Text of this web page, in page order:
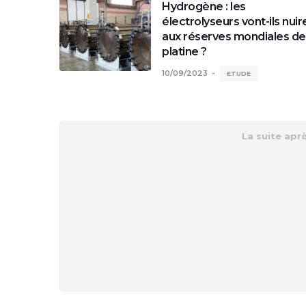
Hydrogène : les
électrolyseurs vont-ils
aux réserves mondiales de
platine ?
10/09/2023 ETUDE